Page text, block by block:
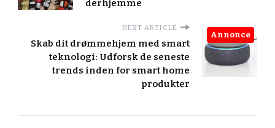
derhjemme
NEXT ARTICLE
Skab dit drømmehjem med smart
teknologi: Udforsk de seneste
trends inden for smart home
produkter
Annonce